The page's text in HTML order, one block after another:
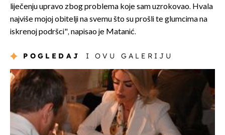
liječenju upravo zbog problema koje sam uzrokovao. Hvala
najviše mojoj obitelji na svemu što su prošli te glumcima na
iskrenoj podršci", napisao je Matanić.
POGLEDAJ I OVU GALERIJU